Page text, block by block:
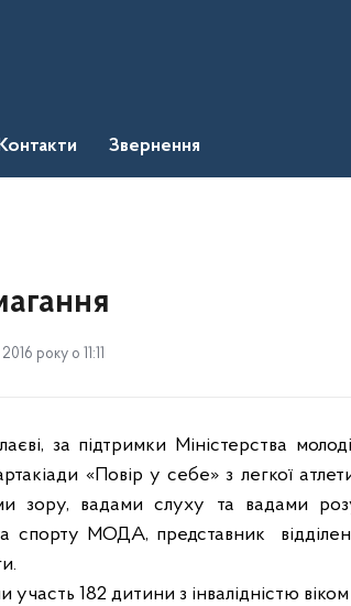
Звернення
року о 11:11
за підтримки Міністерства
«Повір у себе» з легкої
зору, вадами слуху та вадами
спорту МОДА, представник
182 дитини з інвалідністю віком